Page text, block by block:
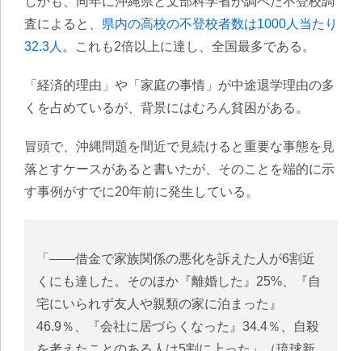
査によると、 県内の高校の不登校者数は1000人当たり
32.3人 。これも2倍以上に達し、全国最多である。
「経済的理由」や「家庭の事情」が中途退学理由の多
くを占めているが、背景にはむろん貧困がある。
冒頭で、沖縄問題を間近で見続けると重要な事態を見
落とすケースがあると書いたが、そのことを端的に示
す事例がすでに20年前に発生している。
「――借金で家族関係の悪化を訴えた人が6割近
くにも達した。そのほか『離婚した』25%、『自
宅にいられず友人や親類の家に泊まった』
46.9％、『会社に居づらくなった』34.4％、自殺